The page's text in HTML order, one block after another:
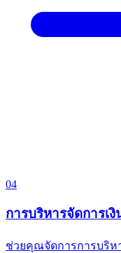
04
การบริหารจัดการเงิ
ช่วยคุณจัดการการบริห